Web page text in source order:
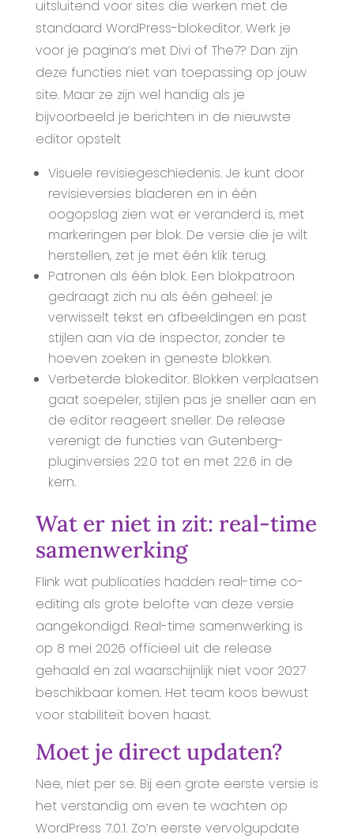
uitsluitend voor sites die werken met de
standaard WordPress-blokeditor. Werk je
voor je pagina’s met Divi of The7? Dan zijn
deze functies niet van toepassing op jouw
site. Maar ze zijn wel handig als je
bijvoorbeeld je berichten in de nieuwste
editor opstelt
Visuele revisiegeschiedenis. Je kunt door
revisieversies bladeren en in één
oogopslag zien wat er veranderd is, met
markeringen per blok. De versie die je wilt
herstellen, zet je met één klik terug.
Patronen als één blok. Een blokpatroon
gedraagt zich nu als één geheel: je
verwisselt tekst en afbeeldingen en past
stijlen aan via de inspector, zonder te
hoeven zoeken in geneste blokken.
Verbeterde blokeditor. Blokken verplaatsen
gaat soepeler, stijlen pas je sneller aan en
de editor reageert sneller. De release
verenigt de functies van Gutenberg-
pluginversies 22.0 tot en met 22.6 in de
kern.
Wat er niet in zit: real-time
samenwerking
Flink wat publicaties hadden real-time co-
editing als grote belofte van deze versie
aangekondigd. Real-time samenwerking is
op 8 mei 2026 officieel uit de release
gehaald en zal waarschijnlijk niet voor 2027
beschikbaar komen. Het team koos bewust
voor stabiliteit boven haast.
Moet je direct updaten?
Nee, niet per se. Bij een grote eerste versie is
het verstandig om even te wachten op
WordPress 7.0.1. Zo’n eerste vervolgupdate